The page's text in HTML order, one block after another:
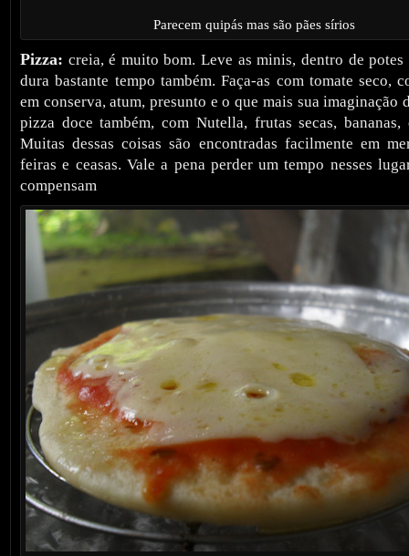
Parecem quipás mas são pães sírios
Pizza: creia, é muito bom. Leve as minis, dentro de potes
dura bastante tempo também. Faça-as com tomate seco,
em conserva, atum, presunto e o que mais sua imaginação
pizza doce também, com Nutella, frutas secas, bananas,
Muitas dessas coisas são encontradas facilmente em
feiras e ceasas. Vale a pena perder um tempo nesses
compensam